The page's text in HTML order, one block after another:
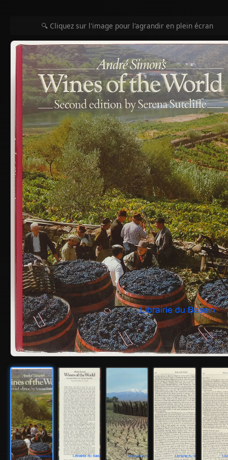
🔍 Cliquez sur l'image pour l'agrandir en plein écran